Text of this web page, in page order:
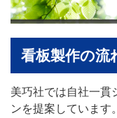
看板製作の流
美巧社では自社一貫
ンを提案しています。